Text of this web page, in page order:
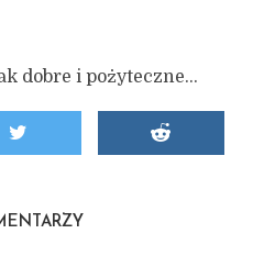
dobre i pożyteczne…